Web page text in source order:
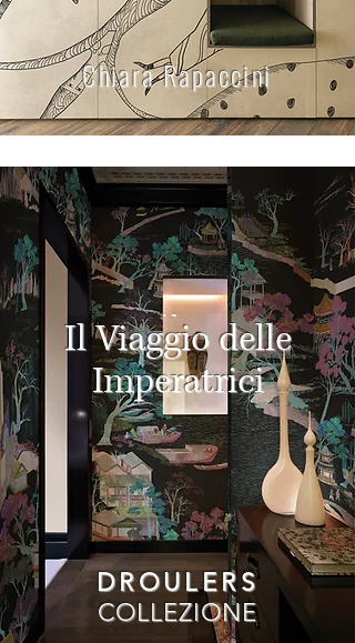
Chiara Rapaccini
Il Viaggio delle
Imperatrici
DROULERS
COLLEZIONE